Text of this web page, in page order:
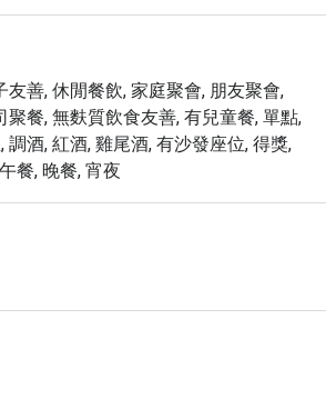
菜餚都堅持傳統工法，嚴選當季食
統的義大利風味。
Bangkok @ Amari Bangkok，即
家優惠。立即預訂您的座位，輕鬆享
味義大利饗宴。
友善, 休閒餐飲, 家庭聚會, 朋友聚會,
聚餐, 無麩質飲食友善, 有兒童餐, 單點,
調酒, 紅酒, 雞尾酒, 有沙發座位, 得獎,
餐, 晚餐, 宵夜